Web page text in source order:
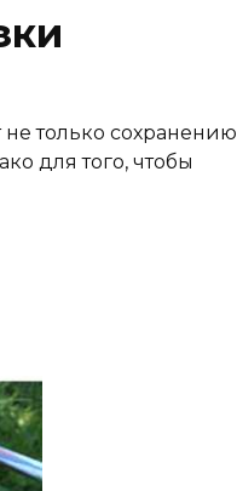
не только сохранению
для того, чтобы